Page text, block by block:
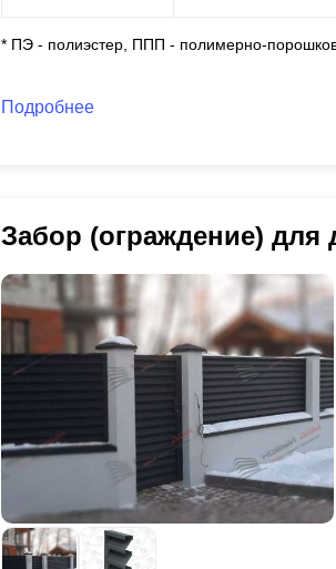
* ПЭ - полиэстер, ППП - полимерно-
Подробнее
Забор (ограждение)